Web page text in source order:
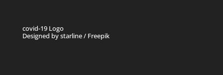
covid-19 Logo
Designed by starline / Freepik